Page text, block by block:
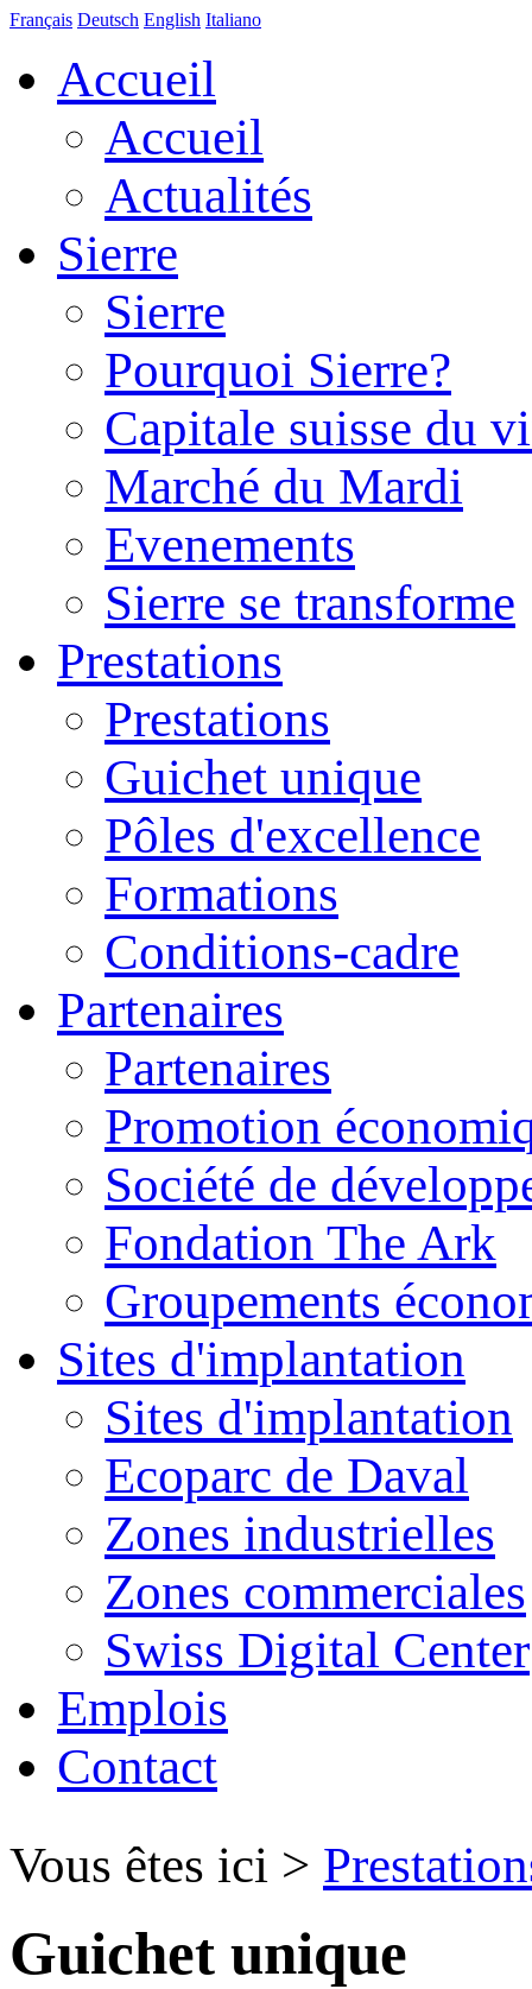
Français Deutsch English Italiano
Accueil
Accueil
Actualités
Sierre
Sierre
Pourquoi Sierre?
Capitale suisse du
Marché du Mardi
Evenements
Sierre se transforme
Prestations
Prestations
Guichet unique
Pôles d'excellence
Formations
Conditions-cadre
Partenaires
Partenaires
Promotion
Société de
Fondation The Ark
Groupements
Sites d'implantation
Sites d'implantation
Ecoparc de Daval
Zones industrielles
Zones commerciales
Swiss Digital Center
Emplois
Contact
Vous êtes ici >
Guichet unique